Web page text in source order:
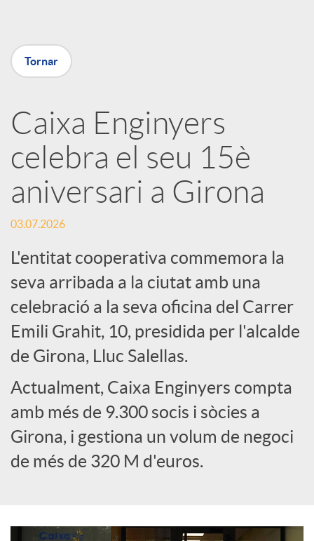
a
a
r
x
e
s
S
o
c
Tornar
Caixa Enginyers
celebra el seu 15è
aniversari a Girona
03.07.2026
L'entitat cooperativa commemora la
seva arribada a la ciutat amb una
celebració a la seva oficina del Carrer
Emili Grahit, 10, presidida per l'alcalde
de Girona, Lluc Salellas.
Actualment, Caixa Enginyers compta
amb més de 9.300 socis i sòcies a
Girona, i gestiona un volum de negoci
de més de 320 M d'euros.